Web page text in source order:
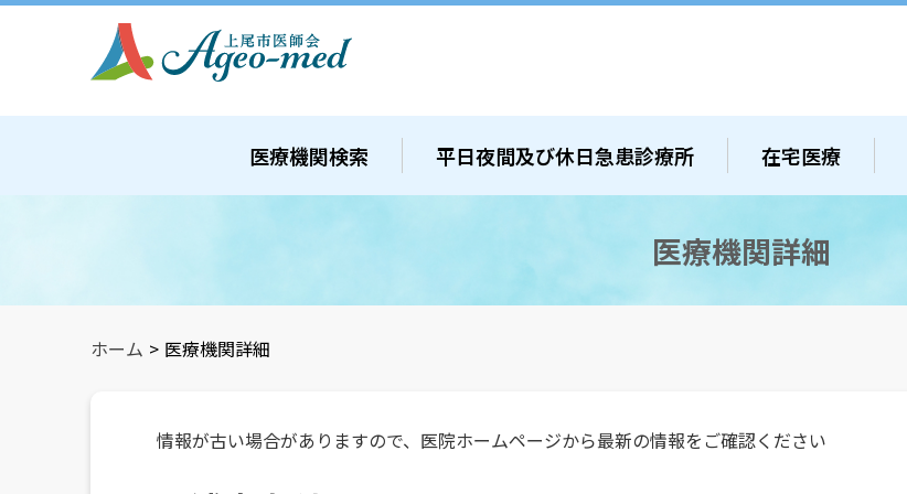
医療機関検索 平日夜間及び休日急患診療所 在宅医療
医療機関詳細
ホーム > 医療機関詳細
情報が古い場合がありますので、医院ホームページから最新の情報をご確認ください